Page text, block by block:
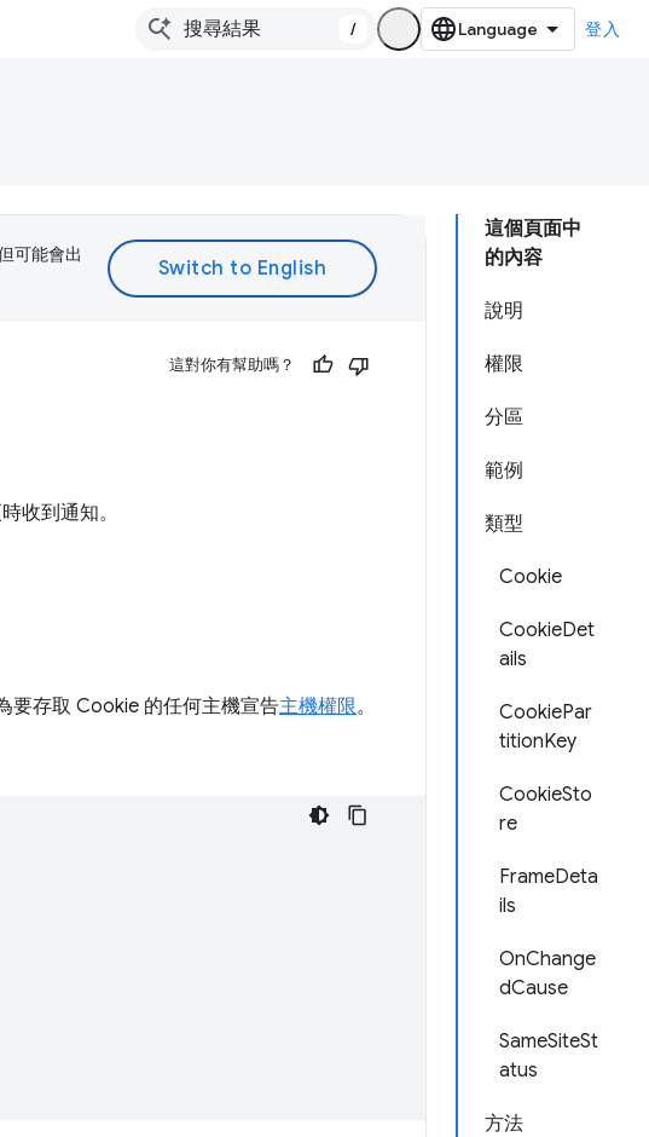
/ 登入
這個頁面中
的內容
說明
權限
分區
範例
類型
Cookie
CookieDet
ails
CookiePar
titionKey
CookieSto
re
FrameDeta
ils
OnChange
dCause
SameSiteSt
atus
方法
可能會出
這對你有幫助嗎？
收到通知。
要存取 Cookie 的任何主機宣告主機權限。